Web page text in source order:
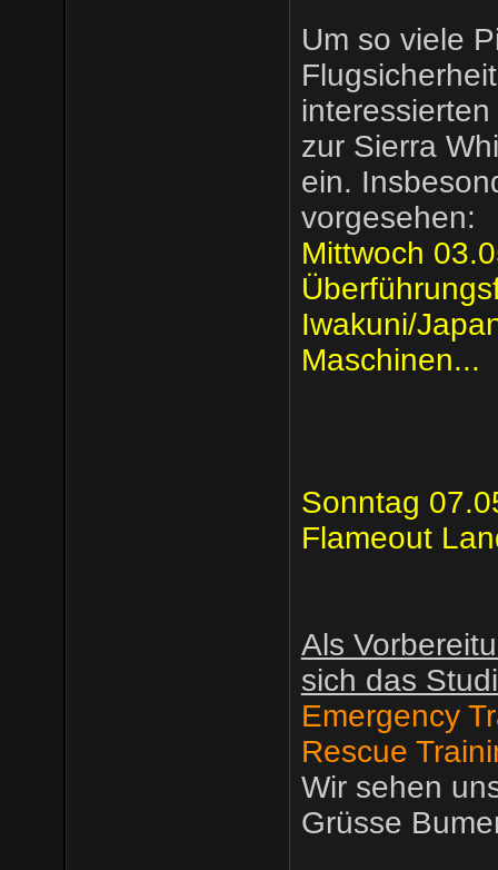
Um so viele
zur Sierra
ein.
vorgesehen:
Mittwoch
Iwakuni/
Maschinen...
Sonntag
Flameout
Als
sich das
Emergency
Rescue
Wir sehen
Grüsse